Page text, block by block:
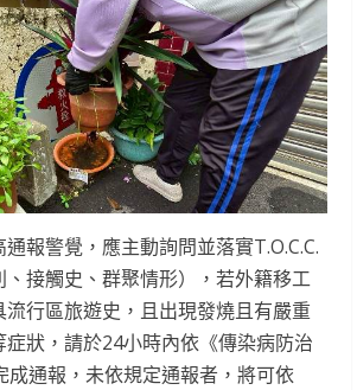
報警覺，應主動詢問並落實T.O.C.C.
、接觸史、群聚情形），若外籍移工
行區旅遊史，且出現發燒且有嚴重
狀，請於24小時內依《傳染病防治
成通報，未依規定通報者，將可依